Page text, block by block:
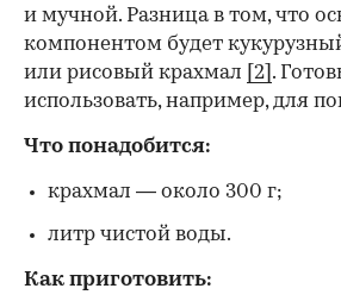
и мучной. Разница в том, что
компонентом будет
или рисовый крахмал
[2] .
использовать, например, для
Что понадобится:
крахмал — около 300 г;
литр чистой воды.
Как приготовить: